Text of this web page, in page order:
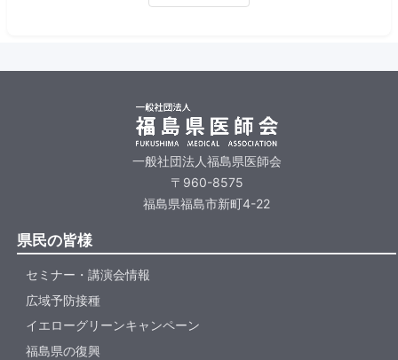
一般社団法人福島県医師会
〒960-8575
福島県福島市新町4-22
県民の皆様
セミナー・講演会情報
広域予防接種
イエローグリーンキャンペーン
福島県の復興